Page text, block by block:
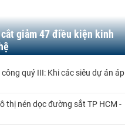
giảm 47 điều kiện kinh
quý III: Khi các siêu dự án áp
thị nén dọc đường sắt TP HCM -